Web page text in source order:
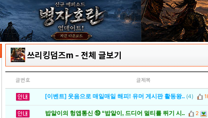
쓰리킹덤즈m - 전체 글보기
글번호 글제목
[이벤트] 웃음으로 매일매일 해피! 유머 게시판 활동왕.. (4)
밥알이의 헝앱통신 ⑲ “밥알이, 드디어 멀티를 뛰기 시.. 2